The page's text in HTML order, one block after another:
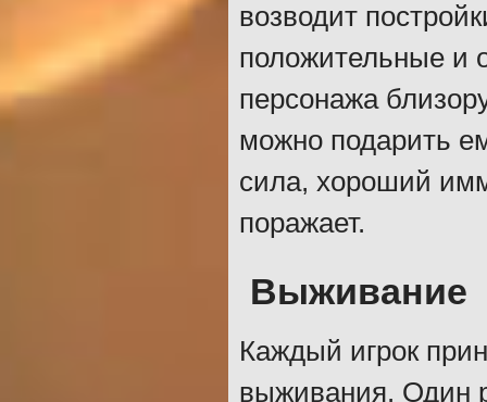
возводит
положительные и
персонажа
можно подарить
сила, хороший
поражает.
Выживание
Каждый игрок
выживания. Один